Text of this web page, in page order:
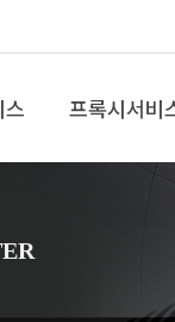
스 프록시서비